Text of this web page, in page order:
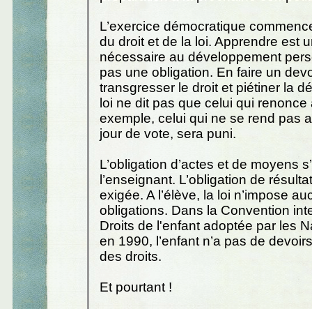
L’exercice démocratique
du droit et de la loi. Apprendre est
nécessaire au développement
pas une obligation. En faire un
transgresser le droit et piétiner la
loi ne dit pas que celui qui renonce
exemple, celui qui ne se rend pas
jour de vote, sera puni.
L’obligation d’actes et de moyens
l’enseignant. L’obligation de
exigée. A l’élève, la loi n’impose
obligations. Dans la Convention
Droits de l'enfant adoptée par les
en 1990, l’enfant n’a pas de
des droits.
Et pourtant !